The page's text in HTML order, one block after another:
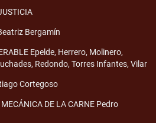
Bergamín
Epelde, Herrero, Molinero,
Redondo, Torres Infantes, Vilar
Cortegoso
DE LA CARNE Pedro